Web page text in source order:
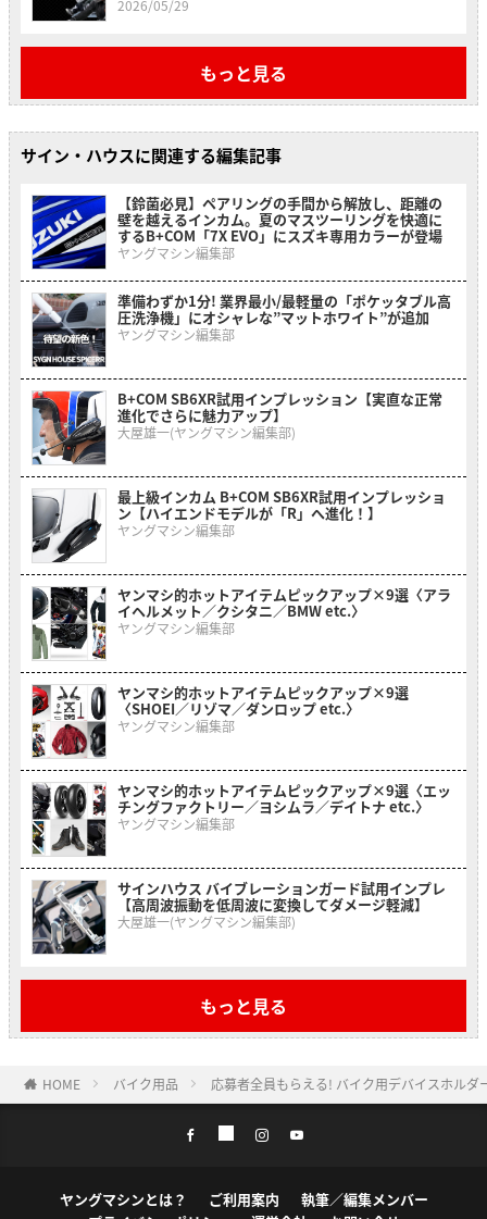
2026/05/29
もっと見る
サイン・ハウスに関連する編集記事
【鈴菌必見】ペアリングの手間から解放し、距離の
壁を越えるインカム。夏のマスツーリングを快適に
するB+COM「7X EVO」にスズキ専用カラーが登場
ヤングマシン編集部
準備わずか1分! 業界最小/最軽量の「ポケッタブル高
圧洗浄機」にオシャレな”マットホワイト”が追加
ヤングマシン編集部
B+COM SB6XR試用インプレッション【実直な正常
進化でさらに魅力アップ】
大屋雄一(ヤングマシン編集部)
最上級インカム B+COM SB6XR試用インプレッショ
ン【ハイエンドモデルが「R」へ進化！】
ヤングマシン編集部
ヤンマシ的ホットアイテムピックアップ×9選〈アラ
イヘルメット／クシタニ／BMW etc.〉
ヤングマシン編集部
ヤンマシ的ホットアイテムピックアップ×9選
〈SHOEI／リゾマ／ダンロップ etc.〉
ヤングマシン編集部
ヤンマシ的ホットアイテムピックアップ×9選〈エッ
チングファクトリー／ヨシムラ／デイトナ etc.〉
ヤングマシン編集部
サインハウス バイブレーションガード試用インプレ
【高周波振動を低周波に変換してダメージ軽減】
大屋雄一(ヤングマシン編集部)
もっと見る
HOME バイク用品 応募者全員もらえる! バイク用デバイスホルダ
ヤングマシンとは？ ご利用案内
執筆／編集メンバー